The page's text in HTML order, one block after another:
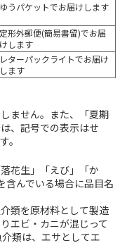
ゆうパケットでお届けします
定形外郵便(簡易書留)でお届
けします
レターパックライトでお届け
します
ません。また、「夏期
、記号での表示はせ
。
花生」「えび」「か
含んでいる場合に品目名
類を原材料として製造
エビ・カニが混じって
類は、エサとしてエ